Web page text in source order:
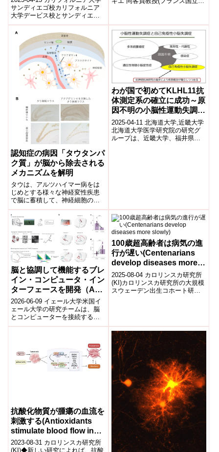
Potential for Treating
Schizophrenia)
サンディエゴ校​カリフォルニア
大学デービス校とサンディエゴ
校の研究者たちは、幻覚作用を
抑えつつ神経可塑性を促進する
LSD...
認知症の病因「タウタンパ
ク質」が脳から除去される
メカニズムを解明
タウは、アルツハイマー病をは
じめとする様々な神経変性疾患
で脳に蓄積して、神経細胞の死
を招く、認知症の原因となるタ
ンパク質です。タウが脳内から
除去される仕組みを明らかにす
ることが認知症の発症予防に繋
がると考え、脳の細胞外での体
液の流れに着目しました。マウ
スを用いた実験で脳内の老廃物
を除去するグリアリンパ系(グリ
ンパティックシステム)の仕組み
によって、タウタンパク質が脳
内から脳脊髄液に移動し、その
後、頚部のリンパ節を通って脳
の外へ除去されていること、ま
たこの過程にアクアポリン4とい
うタンパク質が関与しているこ
とを明らかにしました。
わが国で初めてKLHL11抗
体測定系の確立に成功～原
因不明の小脳性運動失調症
の診断と治療への貢献に期
待～
2025-04-11 北海道大学,近畿大学​
北海道大学医学研究院の研究グ
ループは、近畿大学、福井県立
脳と協調して機能するブレ
イン・コンピュータ・イン
ターフェースを開発（A
brain-computer interface
that works with, not
against, the brain）
2026-06-09 イェール大学米国イ
ェール大学の研究チームは、脳
とコンピューターを接続するブ
レイン・コンピューター・イン
100歳超高齢者は病気の進
行が遅い(Centenarians
develop diseases more
slowly)
2025-08-04 カロリンスカ研究所
(KI)カロリンスカ研究所の大規模
スウェーデン出生コホート研究
抗酸化物質が腫瘍の血流を
刺激する(Antioxidants
stimulate blood flow in
tumours)
2023-08-31 カロリンスカ研究所
(KI)◆新しい研究によれば、抗酸